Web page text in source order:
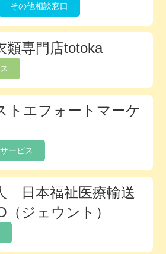
その他相談窓口
類専門店totoka
トエフォートマーケ
ービス
日本福祉医療輸送
ジェウント）